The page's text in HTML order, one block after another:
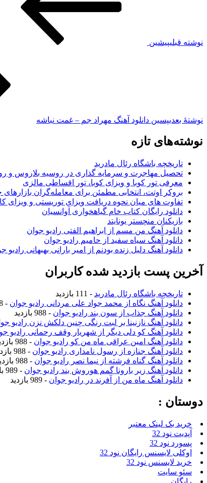
نوشته قبلیپیشین
نوشته‌ٔ بعدیپسین دانلود آهنگ مهراد جم – غمت نباشه
نوشته‌های تازه
تاریخچه باشگاه رئال مادرید
تحصیل مهاجرت و سرمایه گذاری در روسیه بلاروس و
معرفی تور کوبا و ویزای کوبا، تور اقساطی مالزی
بروکر اوتت، انتخابی مطمئن برای معامله‌گران بازارهای
تفاوت های میان نحوه دریافت ویزای توریستی و ویزای کار
دانلود رایگان کتاب خام گیاهخواری آوانسیان
بازیکنان منچستر یونایتد
دانلود آهنگ من مسم از ابراهیم الفتی رادیو جوان
دانلود آهنگ سیاه سفید از حامیم رادیو جوان
دانلود آهنگ دلیل زنده بودنم از امیر بارانی بهبهانی رادیو
آخرین پست بازدید شده کاربران
تاریخچه باشگاه رئال مادرید - 111 بازدید
دانلود آهنگ نگاه از محمد جواد علی مردانی رادیو جوان - 988 بازدید
دانلود آهنگ جذاب از سون بند رادیو جوان - 988 بازدید
دانلود آهنگ نازنینا بر لبت رنگی چنین دلکش نزن رادیو
دانلود آهنگ کو دلی دیگر از شهریار وقف رحمانی رادیو
دانلود آهنگ امین عراقی ماه من کو رادیو جوان - 988 بازدید
دانلود آهنگ جنازه از رسول نامداری رادیو جوان - 988 بازدید
دانلود آهنگ گناه فرشته از نیما نصر رادیو جوان - 988 بازدید
دانلود آهنگ زیر بارونا گمم هوروش بند رادیو جوان - 989 بازدید
دانلود آهنگ ماه من از آفرند در رادیو جوان - 989 بازدید
دوستان :
خرید بک لینک معتبر
آپدیت نود 32
پسورد نود 32
اوکلی لایسنس رایگان نود 32
خرید لایسنس نود 32
سئو سایت
رایگان